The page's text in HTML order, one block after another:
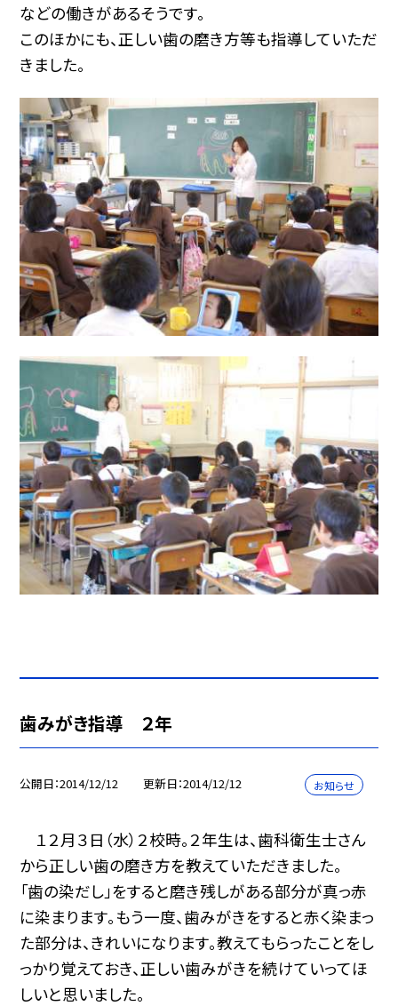
などの働きがあるそうです。
このほかにも、正しい歯の磨き方等も指導していただ
きました。
歯みがき指導 ２年
公開日 2014/12/12 更新日 2014/12/12 お知らせ
１２月３日（水）２校時。２年生は、歯科衛生士さん
から正しい歯の磨き方を教えていただきました。
「歯の染だし」をすると磨き残しがある部分が真っ赤
に染まります。もう一度、歯みがきをすると赤く染まっ
た部分は、きれいになります。教えてもらったことをし
っかり覚えておき、正しい歯みがきを続けていってほ
しいと思いました。